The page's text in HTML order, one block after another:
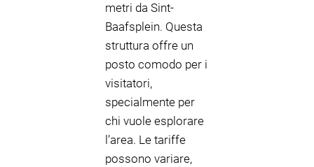
metri da Sint-
Baafsplein. Questa
struttura offre un
posto comodo per i
visitatori,
specialmente per
chi vuole esplorare
l’area. Le tariffe
possono variare,